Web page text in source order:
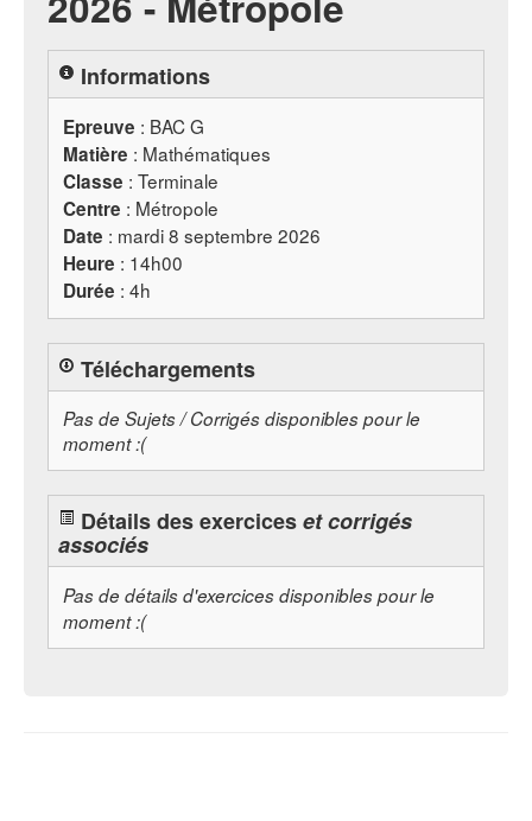
Informations
Epreuve : BACG
Matière : Mathématiques
Classe : Terminale
Centre : Métropole
Date : mardi 8 septembre 2026
Heure : 14h00
Durée : 4h
Téléchargements
Pas de Sujets / Corrigés disponibles pour le
moment :(
Détails des exerciceset corrigés
associés
Pas de détails d'exercices disponibles pour le
moment :(